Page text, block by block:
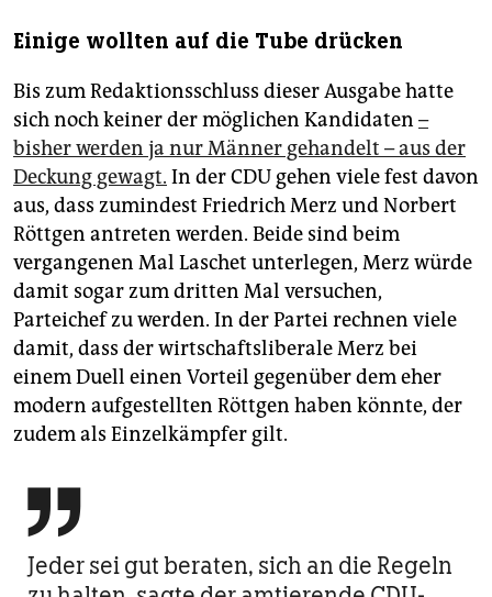
Einige wollten auf die Tube drücken
Bis zum Redaktionsschluss dieser Ausgabe hatte
sich noch keiner der möglichen Kandidaten –
bisher werden ja nur Männer gehandelt – aus der
Deckung gewagt. In der CDU gehen viele fest davon
aus, dass zumindest Friedrich Merz und Norbert
Röttgen antreten werden. Beide sind beim
vergangenen Mal Laschet unterlegen, Merz würde
damit sogar zum dritten Mal versuchen,
Parteichef zu werden. In der Partei rechnen viele
damit, dass der wirtschaftsliberale Merz bei
einem Duell einen Vorteil gegenüber dem eher
modern aufgestellten Röttgen haben könnte, der
zudem als Einzelkämpfer gilt.

Jeder sei gut beraten, sich an die Regeln